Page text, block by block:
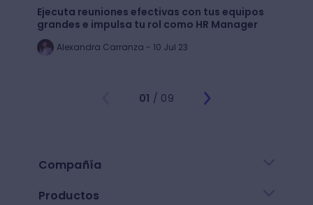
Ejecuta reuniones efectivas con tus equipos
grandes e impulsa tu rol como HR Manager
Alexandra Carranza - 10 Jul 23
01 / 09
Compañía
Productos